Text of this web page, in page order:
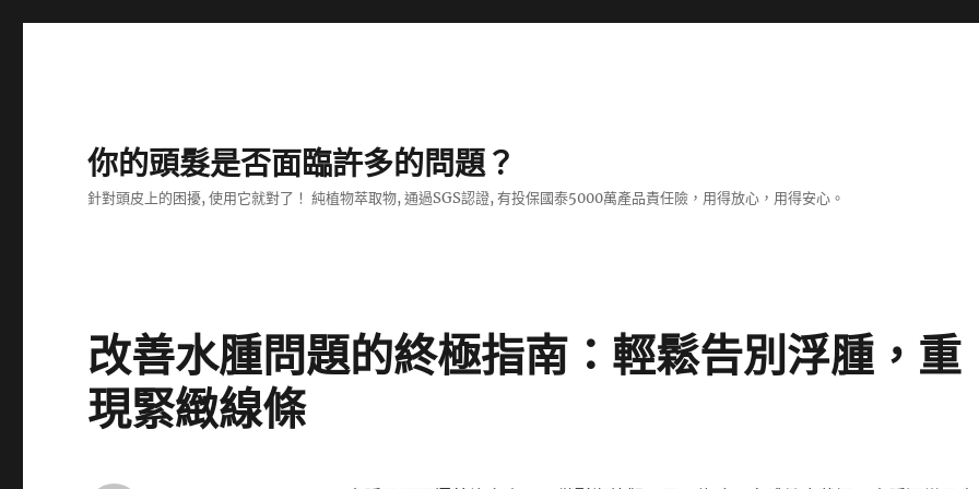
你的頭髮是否面臨許多的問題？
針對頭皮上的困擾, 使用它就對了！ 純植物萃取物, 通過SGS認證, 有投保國泰5000萬產品責任險，用得放心，用得安心。
改善水腫問題的終極指南：輕鬆告別浮腫，重
現緊緻線條